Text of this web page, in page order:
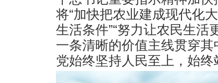
将“加快把农业建成现代化
生活条件”“努力让农民生活
一条清晰的价值主线贯穿
党始终坚持人民至上，始